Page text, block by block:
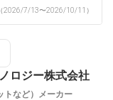
2026/7/13〜2026/10/11）
ロジー株式会社
トなど）メーカー